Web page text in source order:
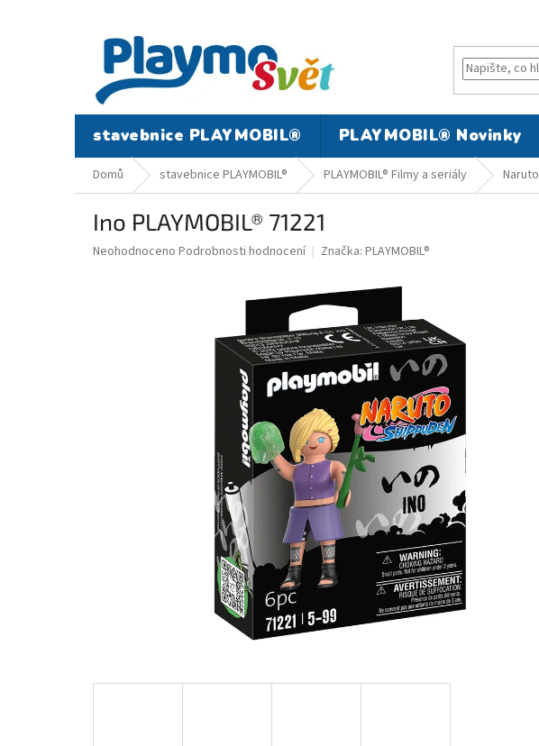
stavebnice PLAYMOBIL® PLAYMOBIL® Novinky
Domů stavebnice PLAYMOBIL® PLAYMOBIL® Filmy a seriály Naruto
Ino PLAYMOBIL® 71221
Průměrné
Neohodnoceno Podrobnosti hodnocení Značka: PLAYMOBIL®